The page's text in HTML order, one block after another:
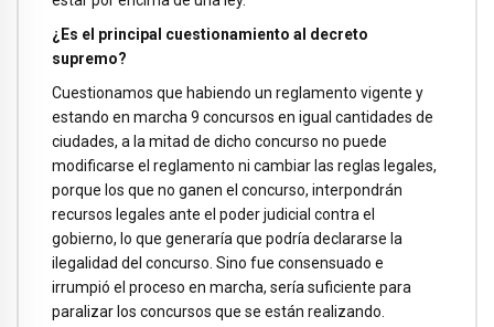
¿Es el principal cuestionamiento al decreto
supremo?
Cuestionamos que habiendo un reglamento vigente y
estando en marcha 9 concursos en igual cantidades de
ciudades, a la mitad de dicho concurso no puede
modificarse el reglamento ni cambiar las reglas legales,
porque los que no ganen el concurso, interpondrán
recursos legales ante el poder judicial contra el
gobierno, lo que generaría que podría declararse la
ilegalidad del concurso. Sino fue consensuado e
irrumpió el proceso en marcha, sería suficiente para
paralizar los concursos que se están realizando.